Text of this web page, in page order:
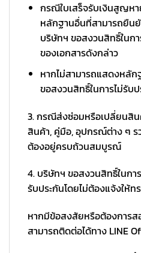
กรณีใบเสร็จรับเงินสูญหา
หลักฐานอื่นที่สามารถยืน
บริษัทฯ ขอสงวนสิทธิ์ในก
ของเอกสารดังกล่าว
หากไม่สามารถแสดงหลั
ขอสงวนสิทธิ์ในการไม่รับ
3. กรณีส่งซ่อมหรือเปลี่ยนสิ
สินค้า, คู่มือ, อุปกรณ์ต่าง ๆ
ต้องอยู่ครบถ้วนสมบูรณ์
4. บริษัทฯ ขอสงวนสิทธิ์ในกา
รับประกันโดยไม่ต้องแจ้งให้ท
หากมีข้อสงสัยหรือต้องการ
สามารถติดต่อได้ทาง LINE